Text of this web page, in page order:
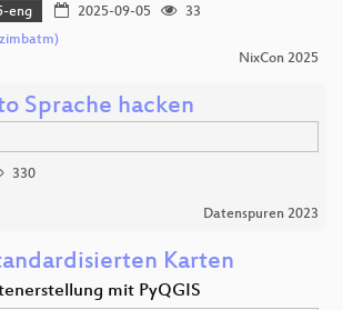
eng 2025-09-05
33
NixCon 2025
Sprache hacken
330
Datenspuren 2023
Karten
mit PyQGIS